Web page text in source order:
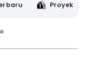
Proyek